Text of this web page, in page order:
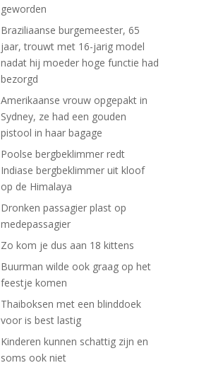
geworden
Braziliaanse burgemeester, 65
jaar, trouwt met 16-jarig model
nadat hij moeder hoge functie had
bezorgd
Amerikaanse vrouw opgepakt in
Sydney, ze had een gouden
pistool in haar bagage
Poolse bergbeklimmer redt
Indiase bergbeklimmer uit kloof
op de Himalaya
Dronken passagier plast op
medepassagier
Zo kom je dus aan 18 kittens
Buurman wilde ook graag op het
feestje komen
Thaiboksen met een blinddoek
voor is best lastig
Kinderen kunnen schattig zijn en
soms ook niet